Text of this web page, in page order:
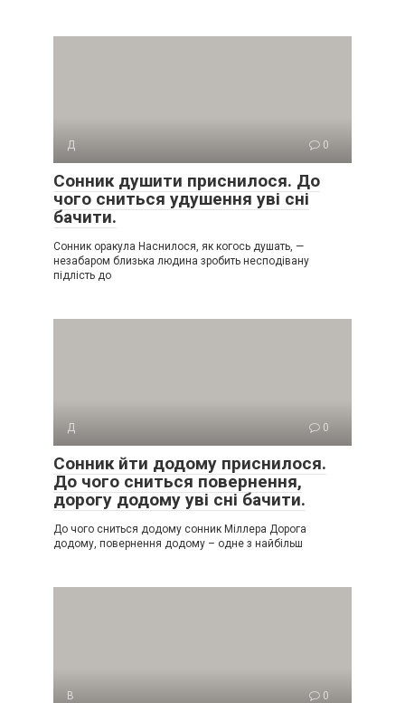
Д 0
Сонник душити приснилося. До
чого сниться удушення уві сні
бачити.
Сонник оракула Наснилося, як когось душать, —
незабаром близька людина зробить несподівану
підлість до
Д 0
Сонник йти додому приснилося.
До чого сниться повернення,
дорогу додому уві сні бачити.
До чого сниться додому сонник Міллера Дорога
додому, повернення додому – одне з найбільш
В 0